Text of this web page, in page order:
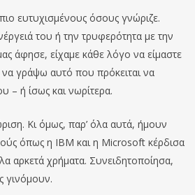
ευτυχισμένους όσους γνώριζε.
τoυ ή την τρυφερότητα με την
άφησε, είχαμε κάθε λόγο να είμαστε
γράψω αυτό που πρόκειται να
– ή ίσως και νωρίτερα.
Κι όμως, παρ’ όλα αυτά, ήμουν
όπως η IBM και η Microsoft κέρδισα
αρκετά χρήματα. Συνειδητοποίησα,
γινόμουν.